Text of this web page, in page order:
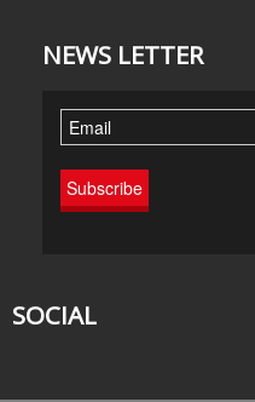
NEWS LETTER
SOCIAL